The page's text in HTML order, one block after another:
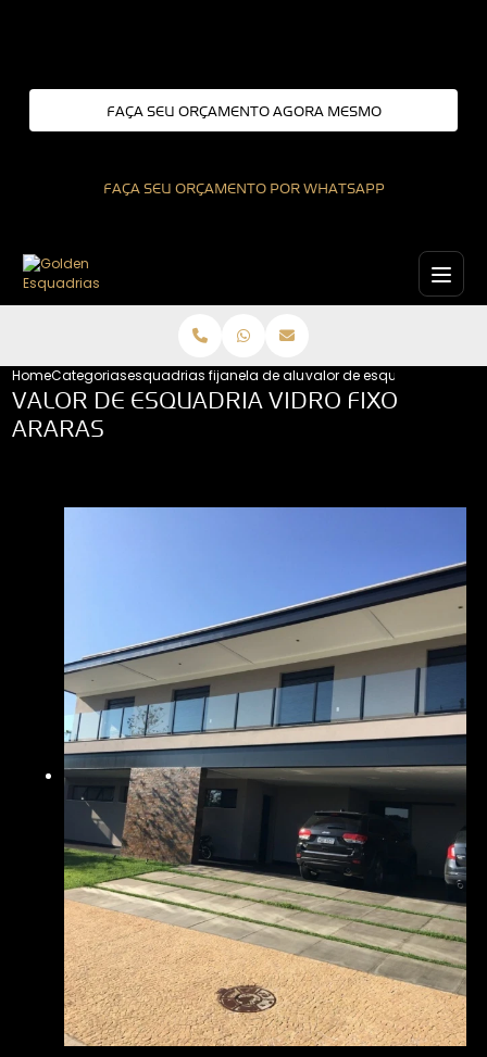
FAÇA SEU ORÇAMENTO AGORA MESMO
FAÇA SEU ORÇAMENTO POR WHATSAPP
HomeCategoriasesquadrias fixasjanela de aluminio fixavalor de esquadria vidro
VALOR DE ESQUADRIA VIDRO FIXO
ARARAS